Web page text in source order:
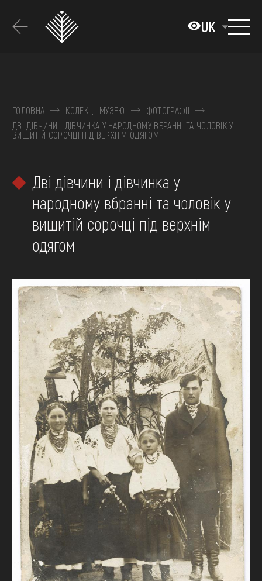
основного
UK
КОЛЕКЦІЇ
ВИСТАВКИ ТА ПОДІЇ
ВІДВІДАТИ
НАВЧИТИСЯ
ПОСЛУГИ
ОНЛАЙН-КРАМНИЦЯ
ПІДТРИМАТИ
ГОЛОВНА КОЛЕКЦІЇ МУЗЕЮ
ФОТОГРАФІЇ
ДВІ ДІВЧИНИ І ДІВЧИНКА У НАРОДНОМУ ВБРАННІ ТА ЧОЛОВІК У
ВИШИТІЙ СОРОЧЦІ ПІД ВЕРХНІМ ОДЯГОМ
Дві дівчини і дівчинка у
народному вбранні та чоловік у
вишитій сорочці під верхнім
одягом